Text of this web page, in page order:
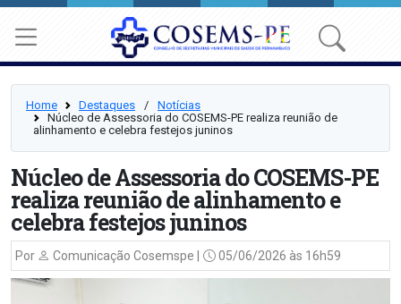
Home Destaques ⠀/⠀ Notícias
Núcleo de Assessoria do COSEMS-PE realiza reunião de
alinhamento e celebra festejos juninos
Núcleo de Assessoria do COSEMS-PE
realiza reunião de alinhamento e
celebra festejos juninos
Por Comunicação Cosemspe | 05/06/2026 às 16h59